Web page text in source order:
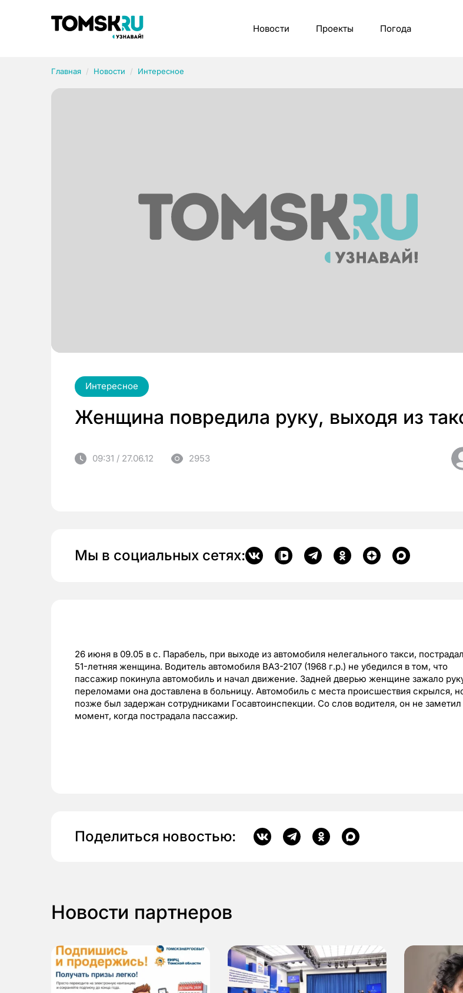
Новости Проекты Погода
Главная Новости Интересное
Интересное
Женщина повредила руку, выходя из
09:31 / 27.06.12 2953
Мы в социальных сетях:
26 июня в 09.05 в с. Парабель, при выходе из автомобиля нелегального такси,
51-летняя женщина. Водитель автомобиля ВАЗ-2107 (1968 г.р.) не убедился в том, что
пассажир покинула автомобиль и начал движение. Задней дверью женщине зажало
переломами она доставлена в больницу. Автомобиль с места происшествия скрылся,
позже был задержан сотрудниками Госавтоинспекции. Со слов водителя, он не заметил
момент, когда пострадала пассажир.
Поделиться новостью:
Новости партнеров
Рубрики